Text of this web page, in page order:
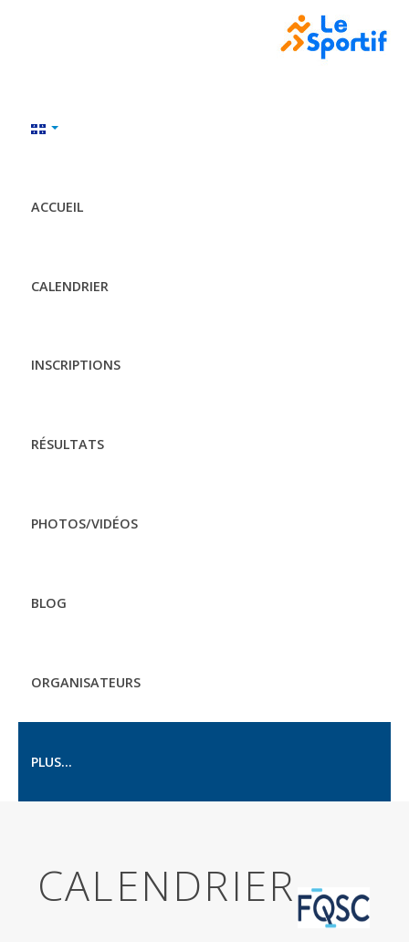
ACCUEIL
CALENDRIER
INSCRIPTIONS
RÉSULTATS
PHOTOS/VIDÉOS
BLOG
ORGANISATEURS
PLUS...
CALENDRIER